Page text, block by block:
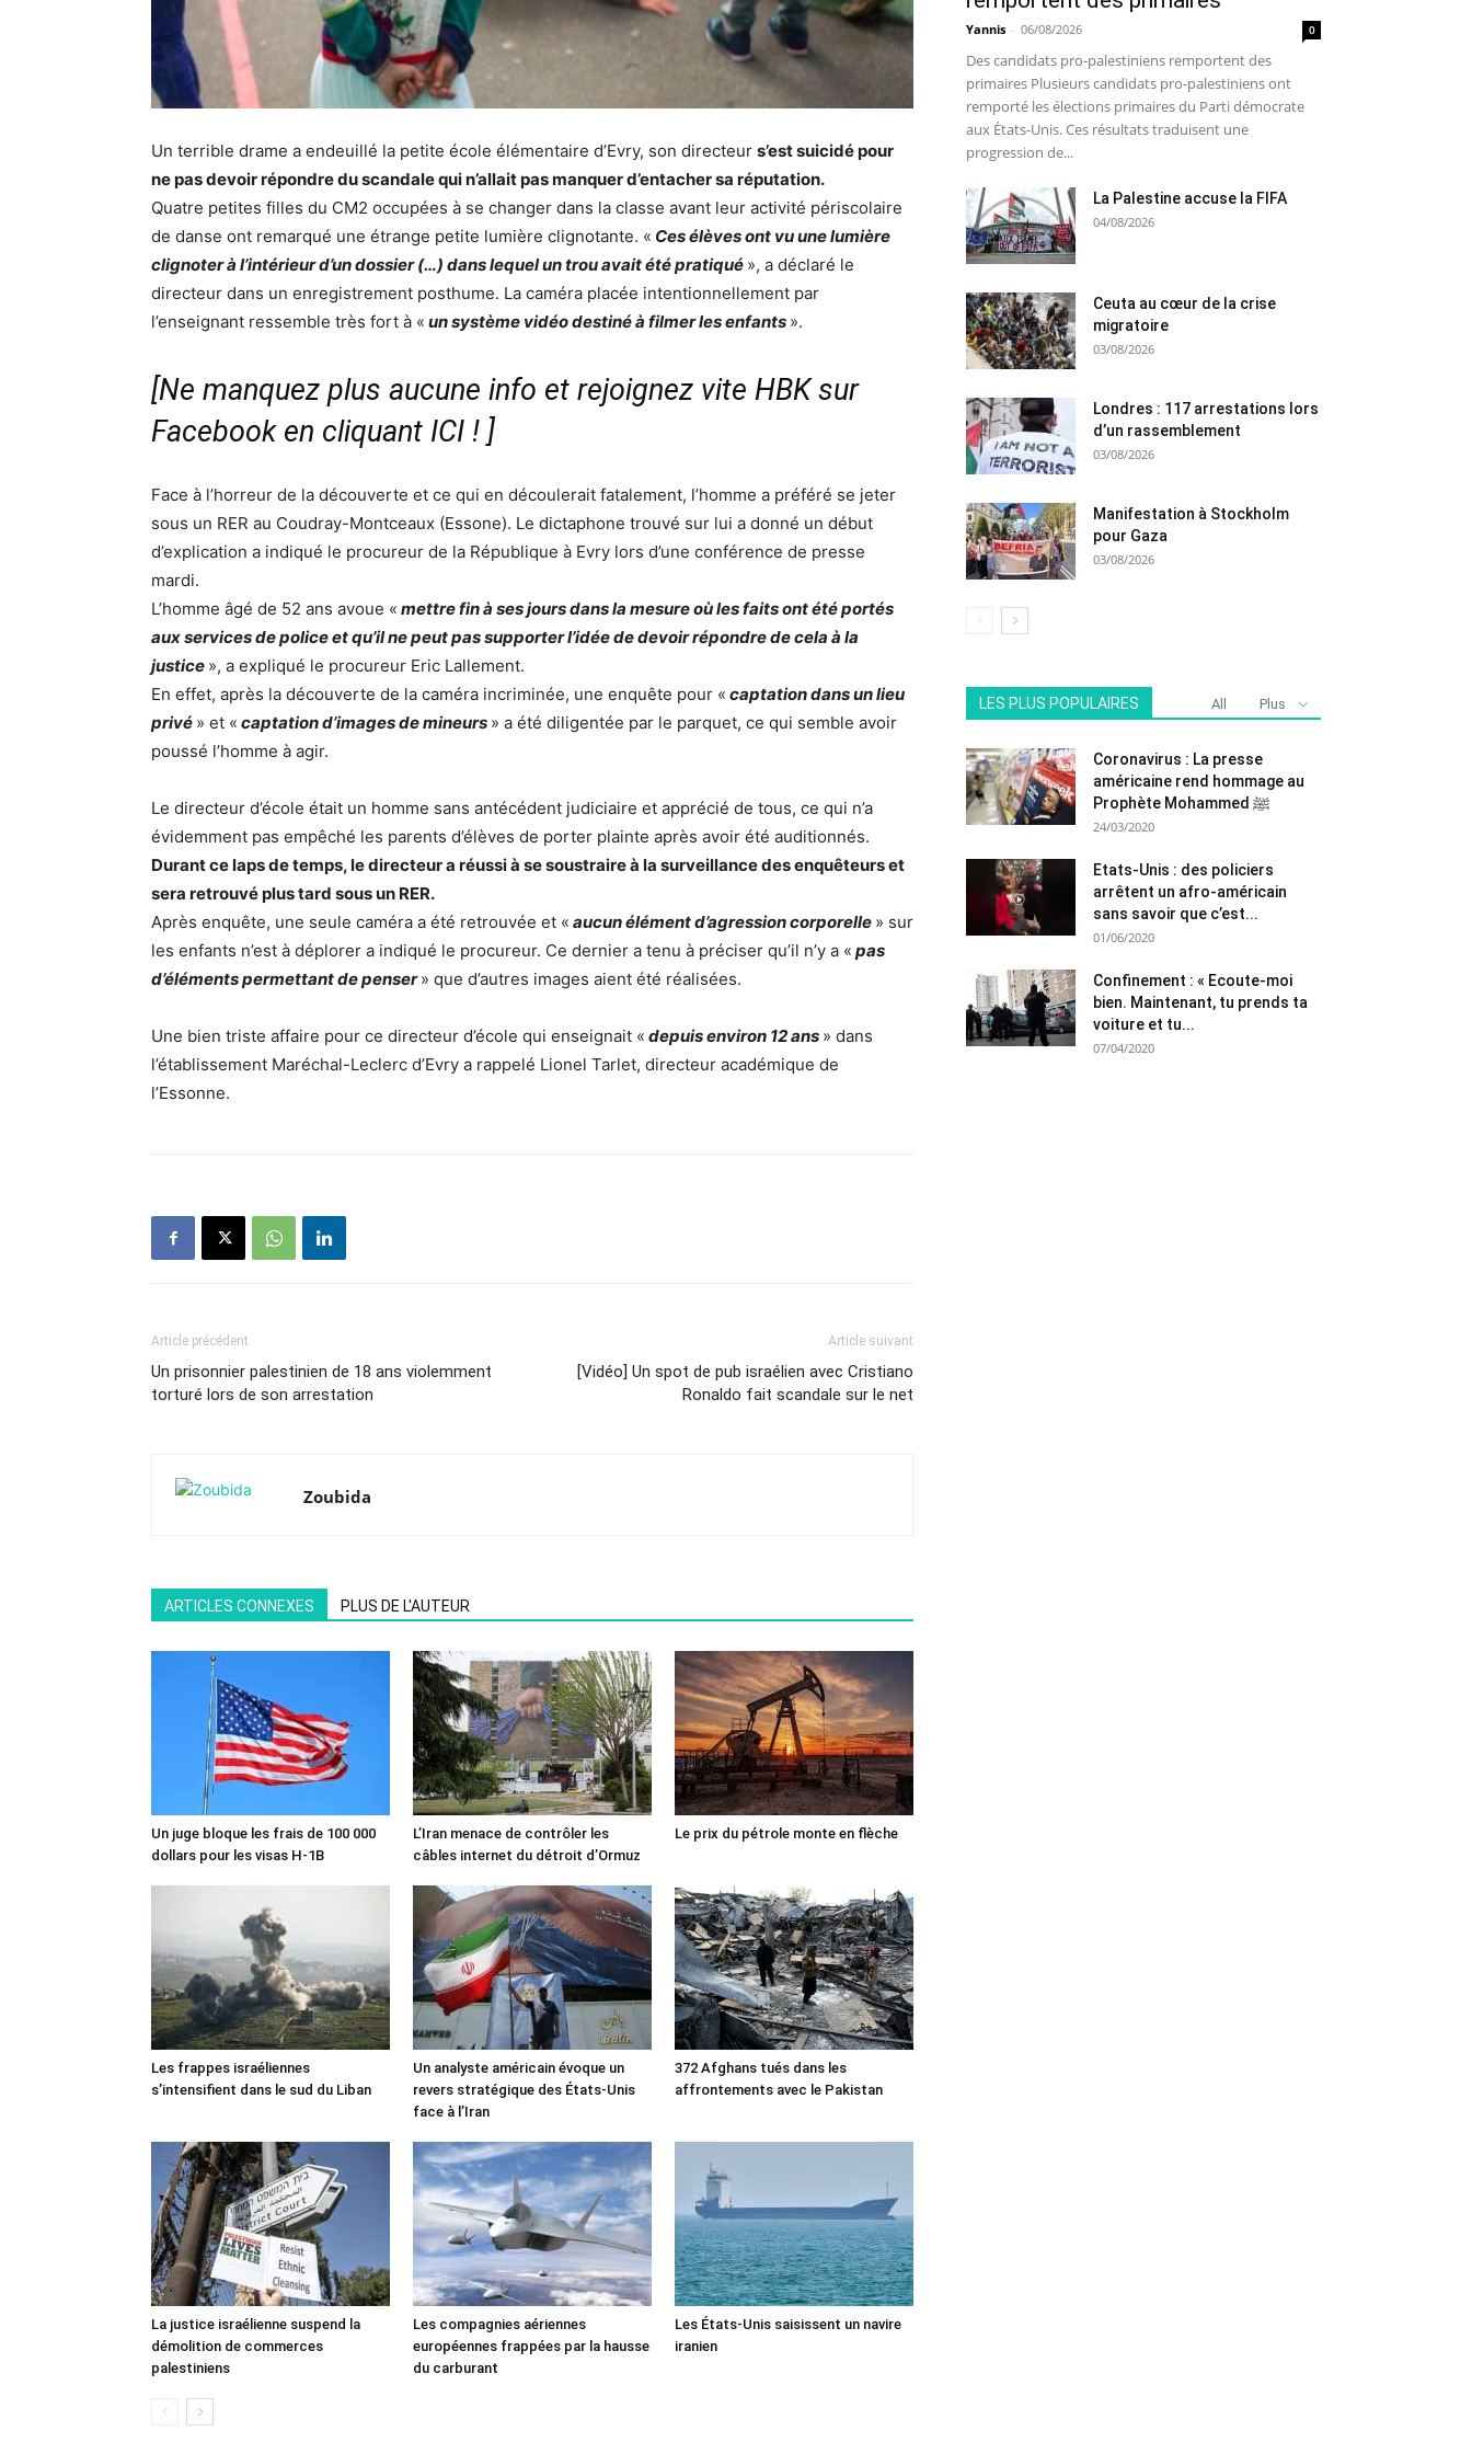
Un terrible drame a endeuillé la petite école élémentaire d’Evry, son directeur s’est suicidé pour
ne pas devoir répondre du scandale qui n’allait pas manquer d’entacher sa réputation.
Quatre petites filles du CM2 occupées à se changer dans la classe avant leur activité périscolaire
de danse ont remarqué une étrange petite lumière clignotante. « Ces élèves ont vu une lumière
clignoter à l’intérieur d’un dossier (…) dans lequel un trou avait été pratiqué », a déclaré le
directeur dans un enregistrement posthume. La caméra placée intentionnellement par
l’enseignant ressemble très fort à « un système vidéo destiné à filmer les enfants ».
[Ne manquez plus aucune info et rejoignez vite HBK sur
Facebook en cliquant ICI ! ]
Face à l’horreur de la découverte et ce qui en découlerait fatalement, l’homme a préféré se jeter
sous un RER au Coudray-Montceaux (Essone). Le dictaphone trouvé sur lui a donné un début
d’explication a indiqué le procureur de la République à Evry lors d’une conférence de presse
mardi.
L’homme âgé de 52 ans avoue « mettre fin à ses jours dans la mesure où les faits ont été portés
aux services de police et qu’il ne peut pas supporter l’idée de devoir répondre de cela à la
justice », a expliqué le procureur Eric Lallement.
En effet, après la découverte de la caméra incriminée, une enquête pour « captation dans un lieu
privé » et « captation d’images de mineurs » a été diligentée par le parquet, ce qui semble avoir
poussé l’homme à agir.
Le directeur d’école était un homme sans antécédent judiciaire et apprécié de tous, ce qui n’a
évidemment pas empêché les parents d’élèves de porter plainte après avoir été auditionnés.
Durant ce laps de temps, le directeur a réussi à se soustraire à la surveillance des enquêteurs et
sera retrouvé plus tard sous un RER.
Après enquête, une seule caméra a été retrouvée et « aucun élément d’agression corporelle » sur
les enfants n’est à déplorer a indiqué le procureur. Ce dernier a tenu à préciser qu’il n’y a « pas
d’éléments permettant de penser » que d’autres images aient été réalisées.
Une bien triste affaire pour ce directeur d’école qui enseignait « depuis environ 12 ans » dans
l’établissement Maréchal-Leclerc d’Evry a rappelé Lionel Tarlet, directeur académique de
l’Essonne.
Article précédent
Un prisonnier palestinien de 18 ans violemment
torturé lors de son arrestation
Article suivant
[Vidéo] Un spot de pub israélien avec Cristiano
Ronaldo fait scandale sur le net
Zoubida
ARTICLES CONNEXES PLUS DE L'AUTEUR
Un juge bloque les frais de 100 000
dollars pour les visas H-1B
L’Iran menace de contrôler les
câbles internet du détroit d’Ormuz
Le prix du pétrole monte en flèche
Les frappes israéliennes
s’intensifient dans le sud du Liban
Un analyste américain évoque un
revers stratégique des États-Unis
face à l’Iran
372 Afghans tués dans les
affrontements avec le Pakistan
La justice israélienne suspend la
démolition de commerces
palestiniens
Les compagnies aériennes
européennes frappées par la hausse
du carburant
Les États-Unis saisissent un navire
iranien
Yannis - 06/08/2026 0
Des candidats pro-palestiniens remportent des
primaires Plusieurs candidats pro-palestiniens ont
remporté les élections primaires du Parti démocrate
aux États-Unis. Ces résultats traduisent une
progression de...
La Palestine accuse la FIFA
04/08/2026
Ceuta au cœur de la crise
migratoire
03/08/2026
Londres : 117 arrestations lors
d’un rassemblement
03/08/2026
Manifestation à Stockholm
pour Gaza
03/08/2026
LES PLUS POPULAIRES All Plus
Coronavirus : La presse
américaine rend hommage au
Prophète Mohammed ﷺ
24/03/2020
Etats-Unis : des policiers
arrêtent un afro-américain
sans savoir que c’est...
01/06/2020
Confinement : « Ecoute-moi
bien. Maintenant, tu prends ta
voiture et tu...
07/04/2020